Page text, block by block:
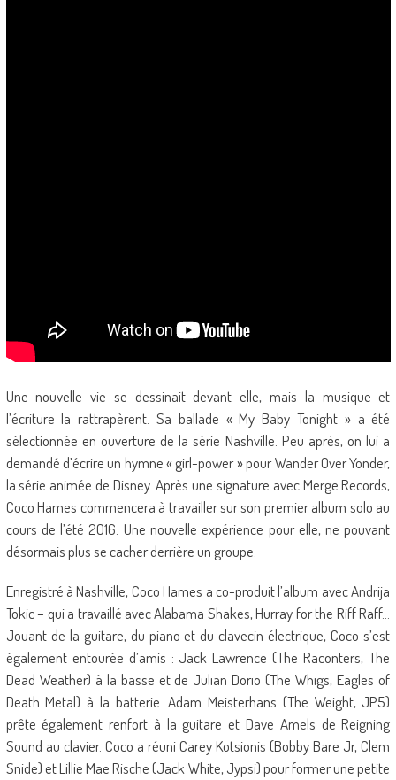
Une nouvelle vie se dessinait devant elle, mais la musique et
l’écriture la rattrapèrent. Sa ballade « My Baby Tonight » a été
sélectionnée en ouverture de la série Nashville. Peu après, on lui a
demandé d’écrire un hymne « girl-power » pour Wander Over Yonder,
la série animée de Disney. Après une signature avec Merge Records,
Coco Hames commencera à travailler sur son premier album solo au
cours de l’été 2016. Une nouvelle expérience pour elle, ne pouvant
désormais plus se cacher derrière un groupe.
Enregistré à Nashville, Coco Hames a co-produit l’album avec Andrija
Tokic – qui a travaillé avec Alabama Shakes, Hurray for the Riff Raff…
Jouant de la guitare, du piano et du clavecin électrique, Coco s’est
également entourée d’amis : Jack Lawrence (The Raconters, The
Dead Weather) à la basse et de Julian Dorio (The Whigs, Eagles of
Death Metal) à la batterie. Adam Meisterhans (The Weight, JP5)
prête également renfort à la guitare et Dave Amels de Reigning
Sound au clavier. Coco a réuni Carey Kotsionis (Bobby Bare Jr, Clem
Snide) et Lillie Mae Rische (Jack White, Jypsi) pour former une petite